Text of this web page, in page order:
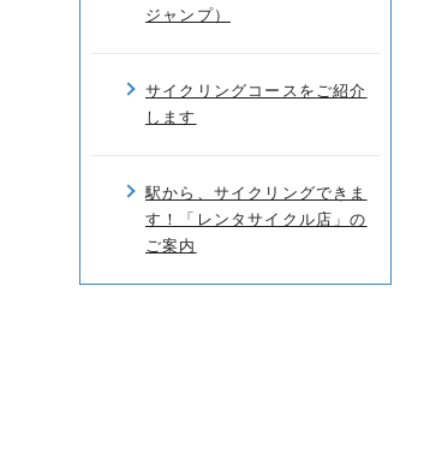
ジャンプ）
サイクリングコースをご紹介
します
駅から、サイクリングできま
す！「レンタサイクル店」の
ご案内